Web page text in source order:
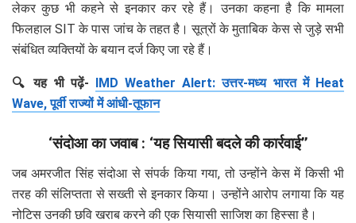
लेकर कुछ भी कहने से इनकार कर रहे हैं। उनका कहना है कि मामला
फिलहाल SIT के पास जांच के तहत है। सूत्रों के मुताबिक केस से जुड़े सभी
संबंधित व्यक्तियों के बयान दर्ज किए जा रहे हैं।
🔍 यह भी पढ़ें- IMD Weather Alert: उत्तर-मध्य भारत में Heat
Wave, पूर्वी राज्यों में आंधी-तूफान
‘संदोआ का जवाब : ‘यह सियासी बदले की कार्रवाई’’
जब अमरजीत सिंह संदोआ से संपर्क किया गया, तो उन्होंने केस में किसी भी
तरह की संलिप्तता से सख्ती से इनकार किया। उन्होंने आरोप लगाया कि यह
नोटिस उनकी छवि खराब करने की एक सियासी साजिश का हिस्सा है।